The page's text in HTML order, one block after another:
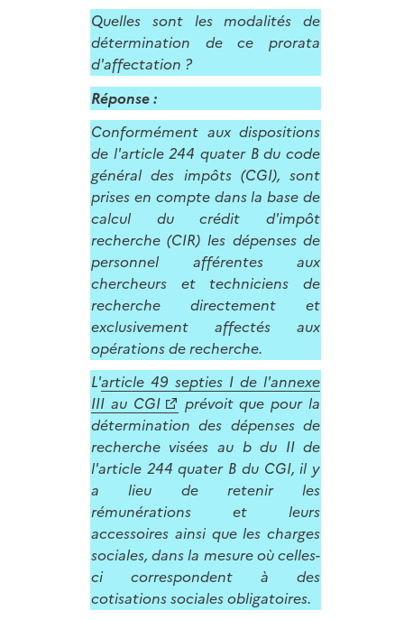
Quelles sont les modalités de
détermination de ce prorata
d'affectation ?
Réponse :
Conformément aux dispositions
de l'article 244 quater B du code
général des impôts (CGI), sont
prises en compte dans la base de
calcul du crédit d'impôt
recherche (CIR) les dépenses de
personnel afférentes aux
chercheurs et techniciens de
recherche directement et
exclusivement affectés aux
opérations de recherche.
L'article 49 septies I de l'annexe
III au CGI
prévoit que pour la
détermination des dépenses de
recherche visées au b du II de
l'article 244 quater B du CGI, il y
a lieu de retenir les
rémunérations et leurs
accessoires ainsi que les charges
sociales, dans la mesure où celles-
ci correspondent à des
cotisations sociales obligatoires.